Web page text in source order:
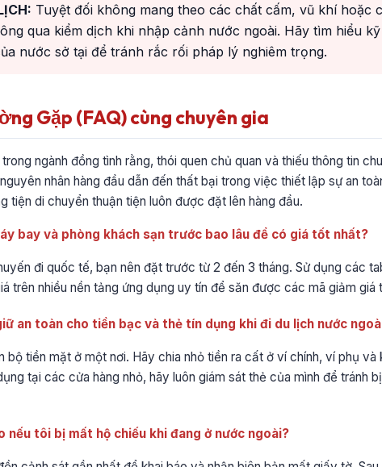
Tuyệt đối không mang theo các chất cấm, vũ khí hoặc
qua kiểm dịch khi nhập cảnh nước ngoài. Hãy tìm hiểu
nước sở tại để tránh rắc rối pháp lý nghiêm trọng.
Gặp (FAQ) cùng chuyên gia
ngành đồng tình rằng, thói quen chủ quan và thiếu thông tin
nhân hàng đầu dẫn đến thất bại trong việc thiết lập sự an
tiện di chuyển thuận tiện luôn được đặt lên hàng đầu.
bay và phòng khách sạn trước bao lâu để có giá tốt nhất?
đi quốc tế, bạn nên đặt trước từ 2 đến 3 tháng. Sử dụng các
trên nhiều nền tảng ứng dụng uy tín để săn được các mã giảm giá
an toàn cho tiền bạc và thẻ tín dụng khi đi du lịch nước
bộ tiền mặt ở một nơi. Hãy chia nhỏ tiền ra cất ở ví chính, ví phụ và
tại các cửa hàng nhỏ, hãy luôn giám sát thẻ của mình để tránh
nếu tôi bị mất hộ chiếu khi đang ở nước ngoài?